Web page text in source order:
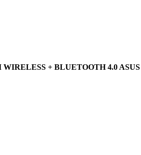
+ BLUETOOTH 4.0 ASUS